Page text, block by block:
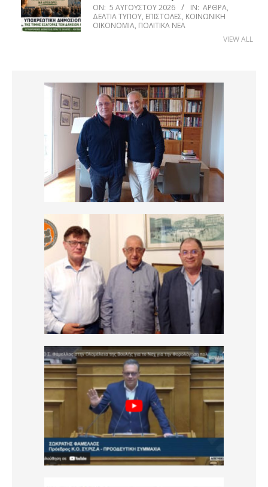
ON: 5 ΑΥΓΟΎΣΤΟΥ 2026 IN: ΆΡΘΡΑ,
ΔΕΛΤΊΑ ΤΎΠΟΥ, ΕΠΙΣΤΟΛΈΣ, ΚΟΙΝΩΝΙΚΉ
ΟΙΚΟΝΟΜΊΑ, ΠΟΛΙΤΙΚΆ ΝΈΑ
VIEW ALL